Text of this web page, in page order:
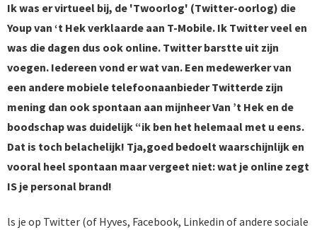
Ik was er virtueel bij, de 'Twoorlog' (Twitter-oorlog) die
Youp van ‘t Hek verklaarde aan T-Mobile. Ik Twitter veel en
was die dagen dus ook online. Twitter barstte uit zijn
voegen. Iedereen vond er wat van. Een medewerker van
een andere mobiele telefoonaanbieder Twitterde zijn
mening dan ook spontaan aan mijnheer Van ’t Hek en de
boodschap was duidelijk “ik ben het helemaal met u eens.
Dat is toch belachelijk! Tja,goed bedoelt waarschijnlijk en
vooral heel spontaan maar vergeet niet: wat je online zegt
IS je personal brand!
ls je op Twitter (of Hyves, Facebook, Linkedin of andere sociale